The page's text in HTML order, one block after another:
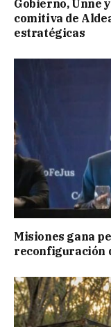
Gobierno, Unne
comitiva de
estratégicas
Misiones gana
reconfiguración